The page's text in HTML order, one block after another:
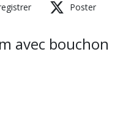
Poster
avec bouchon